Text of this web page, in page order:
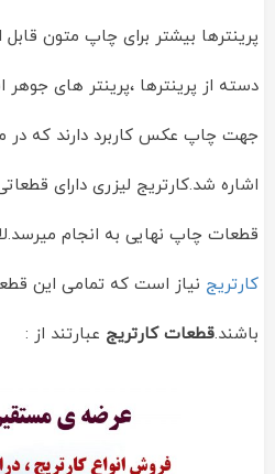
پرینترها بیشتر برای چاپ متون قابل
دسته از پرینترها ،پرینتر های
جهت چاپ عکس کاربرد دارند که در
اشاره شد.کارتریج لیزری دارای
قطعات چاپ نهایی به انجام
کارتریج نیاز است که تمامی این
باشند.قطعات کارتریج عبارتند از :